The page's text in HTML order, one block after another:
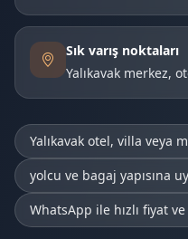
Sık varış noktaları
Yalıkavak merkez,
Yalıkavak otel, villa veya
yolcu ve bagaj yapısına
WhatsApp ile hızlı fiyat